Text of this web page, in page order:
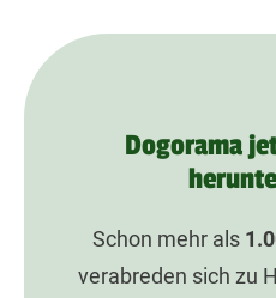
Dogorama
Schon mehr als
verabreden sich zu